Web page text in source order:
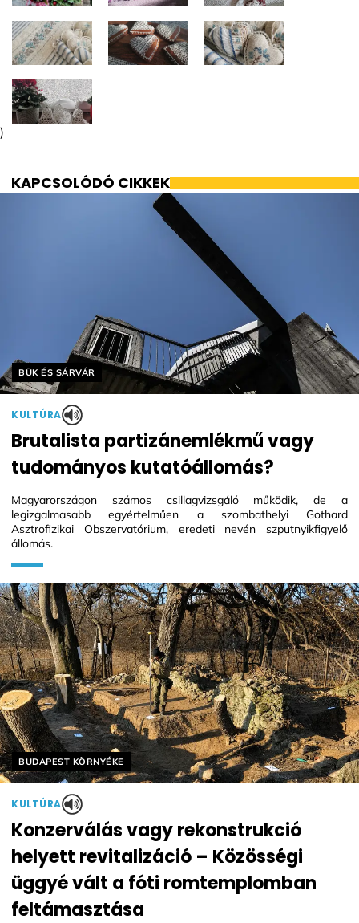
)
KAPCSOLÓDÓ CIKKEK
Helyszín címkék:
BÜK ÉS SÁRVÁR
KULTÚRA
Brutalista partizánemlékmű vagy
tudományos kutatóállomás?
Magyarországon számos csillagvizsgáló működik, de a
legizgalmasabb egyértelműen a szombathelyi Gothard
Asztrofizikai Obszervatórium, eredeti nevén szputnyikfigyelő
állomás.
Helyszín címkék:
BUDAPEST KÖRNYÉKE
KULTÚRA
Konzerválás vagy rekonstrukció
helyett revitalizáció – Közösségi
üggyé vált a fóti romtemplomban
feltámasztása